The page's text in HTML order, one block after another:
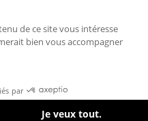
de ce site vous intéresse
bien vous accompagner
par
Je veux tout.